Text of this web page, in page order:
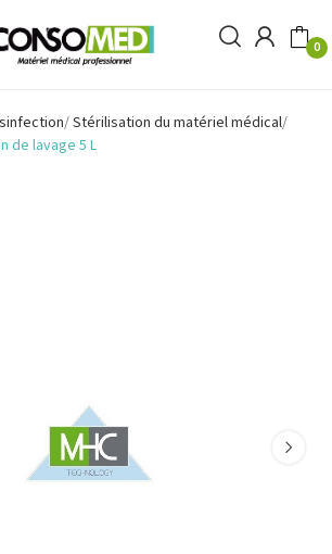
0
Stérilisation du matériel médical
de lavage 5 L